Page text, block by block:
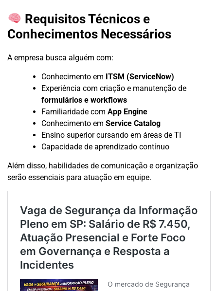
Requisitos Técnicos e
Conhecimentos Necessários
A empresa busca alguém com:
Conhecimento em ITSM (ServiceNow)
Experiência com criação e manutenção de
formulários e workflows
Familiaridade com App Engine
Conhecimento em Service Catalog
Ensino superior cursando em áreas de TI
Capacidade de aprendizado contínuo
Além disso, habilidades de comunicação e organização
serão essenciais para atuação em equipe.